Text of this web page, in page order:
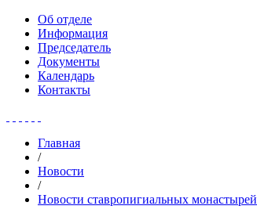
Об отделе
Информация
Председатель
Документы
Календарь
Контакты
Главная
/
Новости
/
Новости ставропигиальных монастырей